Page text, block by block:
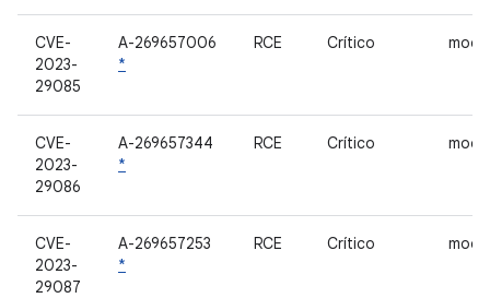
CVE-
2023-
29085
A-269657006
*
RCE Crítico
CVE-
2023-
29086
A-269657344
*
RCE Crítico
CVE-
2023-
29087
A-269657253
*
RCE Crítico